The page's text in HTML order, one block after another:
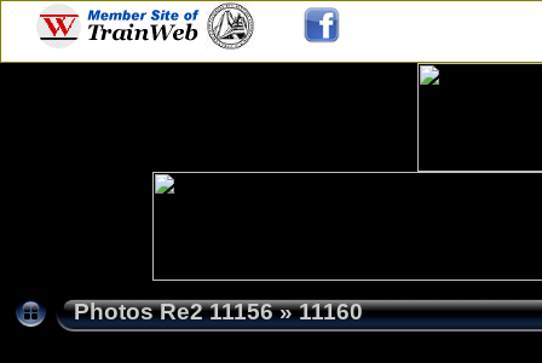
Photos Re2 11156»11160